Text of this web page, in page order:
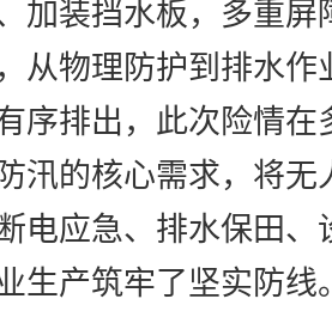
加装挡水板，多重屏
从物理防护到排水
序排出，此次险情在
汛的核心需求，将无
电应急、排水保田
生产筑牢了坚实防线。